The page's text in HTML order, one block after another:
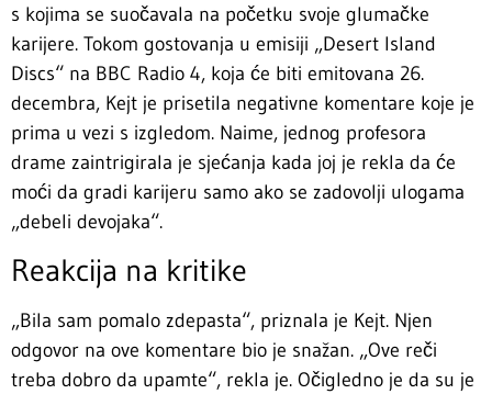
s kojima se suočavala na početku svoje glumačke
karijere. Tokom gostovanja u emisiji „Desert Island
Discs“ na BBC Radio 4, koja će biti emitovana 26.
decembra, Kejt je prisetila negativne komentare koje je
prima u vezi s izgledom. Naime, jednog profesora
drame zaintrigirala je sjećanja kada joj je rekla da će
moći da gradi karijeru samo ako se zadovolji ulogama
„debeli devojaka“.
Reakcija na kritike
„Bila sam pomalo zdepasta“, priznala je Kejt. Njen
odgovor na ove komentare bio je snažan. „Ove reči
treba dobro da upamte“, rekla je. Očigledno je da su je